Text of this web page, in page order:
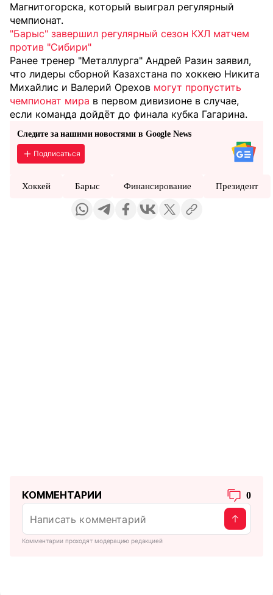
Магнитогорска, который выиграл регулярный
чемпионат.
"Барыс" завершил регулярный сезон КХЛ матчем
против "Сибири"
Ранее тренер "Металлурга" Андрей Разин заявил,
что лидеры сборной Казахстана по хоккею Никита
Михайлис и Валерий Орехов могут пропустить
чемпионат мира в первом дивизионе в случае,
если команда дойдёт до финала кубка Гагарина.
Следите за нашими новостями в Google News
Подписаться
Хоккей Барыс Финансирование Президент
КОММЕНТАРИИ 0
Комментарии проходят модерацию редакцией